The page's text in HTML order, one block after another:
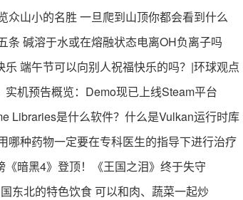
众山小的名胜 一旦爬到山顶你都会看到什么
条 碱溶于水或在熔融状态电离OH负离子吗
端午节可以向别人祝福快乐的吗？|环球观点
实机预告概览：Demo现已上线Steam平台
Libraries是什么软件？什么是Vulkan运行时库
哪种药物一定要在专科医生的指导下进行治疗
暗黑4》登顶！《王国之泪》终于失守
东北的特色饮食 可以和肉、蔬菜一起炒